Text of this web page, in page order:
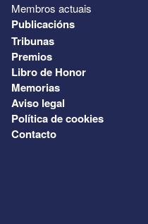
Membros actuais
Publicacións
Tribunas
Premios
Libro de Honor
Memorias
Aviso legal
Política de cookies
Contacto